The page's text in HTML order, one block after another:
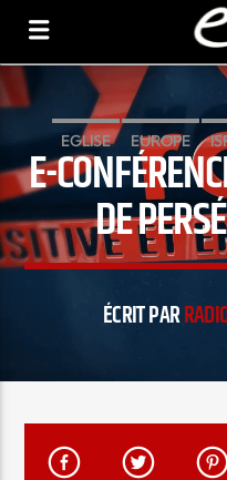
POSITIVE
EGLISE EUROPE
E-
DE
ÉCRIT PAR